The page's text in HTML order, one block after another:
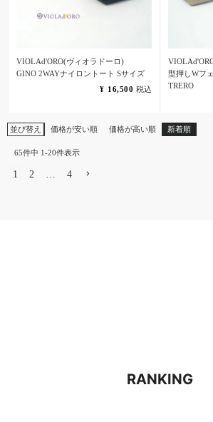
VIOLAd'ORO(ヴィオラドーロ)
GINO 2WAYナイロントート Sサイズ
¥ 16,500 税込
型押しWフ
TRERO
並び替え 価格が安い順 価格が高い順 新着順
65件中 1-20件表示
1 2 4
RANKING